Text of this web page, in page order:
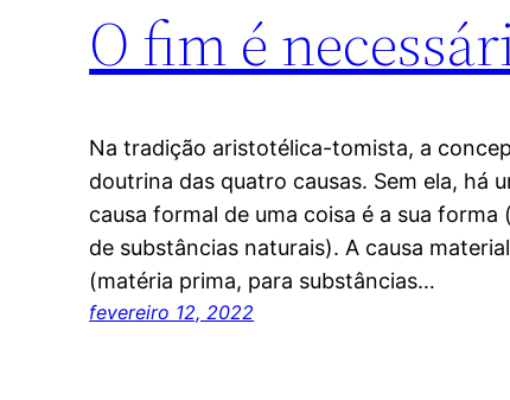
O fim é
Na tradição aristotélica-tomista, a
doutrina das quatro causas. Sem ela, há
causa formal de uma coisa é a sua
de substâncias naturais). A causa
(matéria prima, para substâncias…
fevereiro 12, 2022